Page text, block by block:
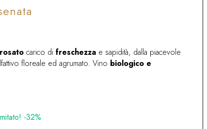
carico difreschezza e sapidità, dalla piacevole
floreale ed agrumato. Vino biologico e
-32%